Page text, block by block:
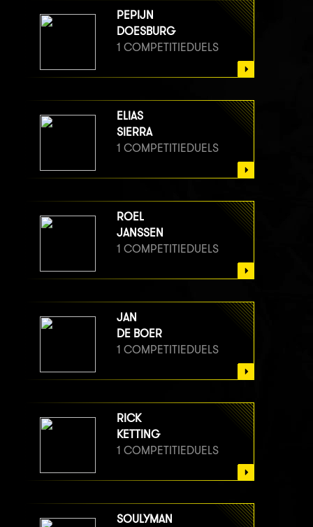
PEPIJN
DOESBURG
1 COMPETITIEDUELS
ELIAS
SIERRA
1 COMPETITIEDUELS
ROEL
JANSSEN
1 COMPETITIEDUELS
JAN
DE BOER
1 COMPETITIEDUELS
RICK
KETTING
1 COMPETITIEDUELS
SOULYMAN